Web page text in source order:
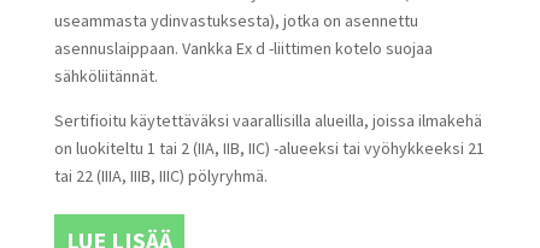
useammasta ydinvastuksesta), jotka on asennettu
asennuslaippaan. Vankka Ex d -liittimen kotelo suojaa
sähköliitännät.
Sertifioitu käytettäväksi vaarallisilla alueilla, joissa ilmakehä
on luokiteltu 1 tai 2 (IIA, IIB, IIC) -alueeksi tai vyöhykkeeksi 21
tai 22 (IIIA, IIIB, IIIC) pölyryhmä.
LUE LISÄÄ